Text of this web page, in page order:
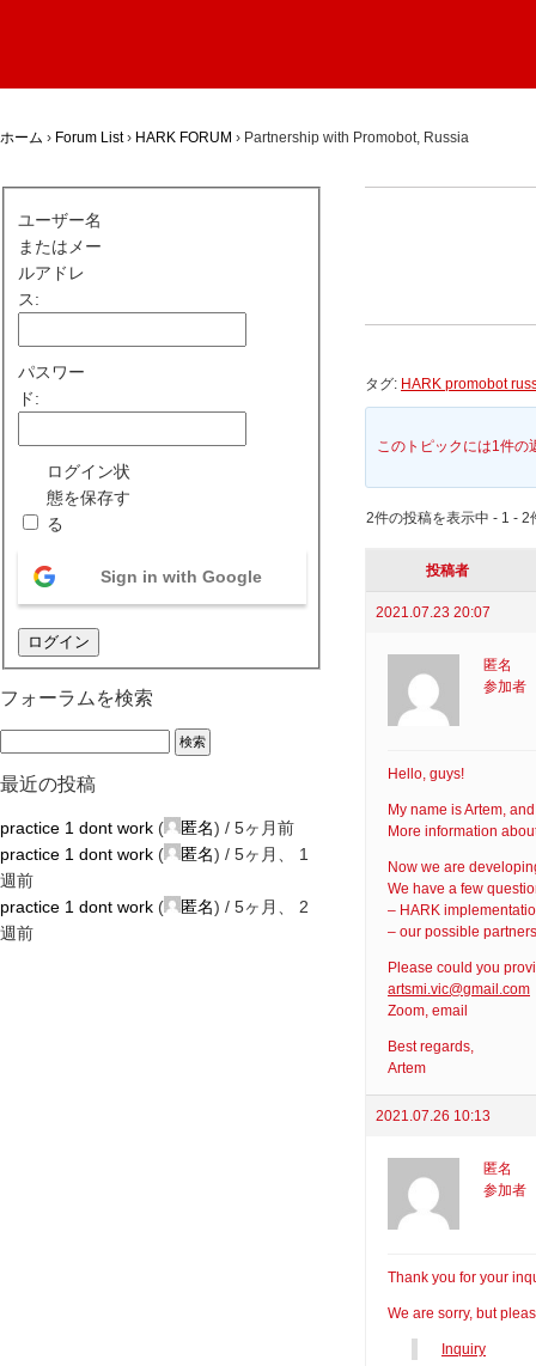
ホーム › Forum List › HARK FORUM › Partnership with Promobot, Russia
タグ: HARK promobot
このトピックには1件の
2件の投稿を表示中 - 1 - 2
投稿者
2021.07.23 20:07
匿名
参加者
Hello, guys!
My name is Artem,
More information
Now we are
We have a few
– HARK
– our possible
Please could you
artsmi.vic@gmail.com
Zoom, email
Best regards,
Artem
2021.07.26 10:13
匿名
参加者
Thank you for your
We are sorry, but
Inquiry
ユーザー名
またはメー
ルアドレ
ス:
パスワー
ド:
ログイン状
態を保存す
る
Sign in with Google
ログイン
フォーラムを検索
最近の投稿
practice 1 dont work ( 匿名) / 5ヶ月前
practice 1 dont work ( 匿名) / 5ヶ月、 1
週前
practice 1 dont work ( 匿名) / 5ヶ月、 2
週前